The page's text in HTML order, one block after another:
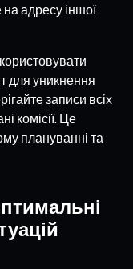
адресу іншої
для уникнення
записи всіх
комісії. Це
плануванні та